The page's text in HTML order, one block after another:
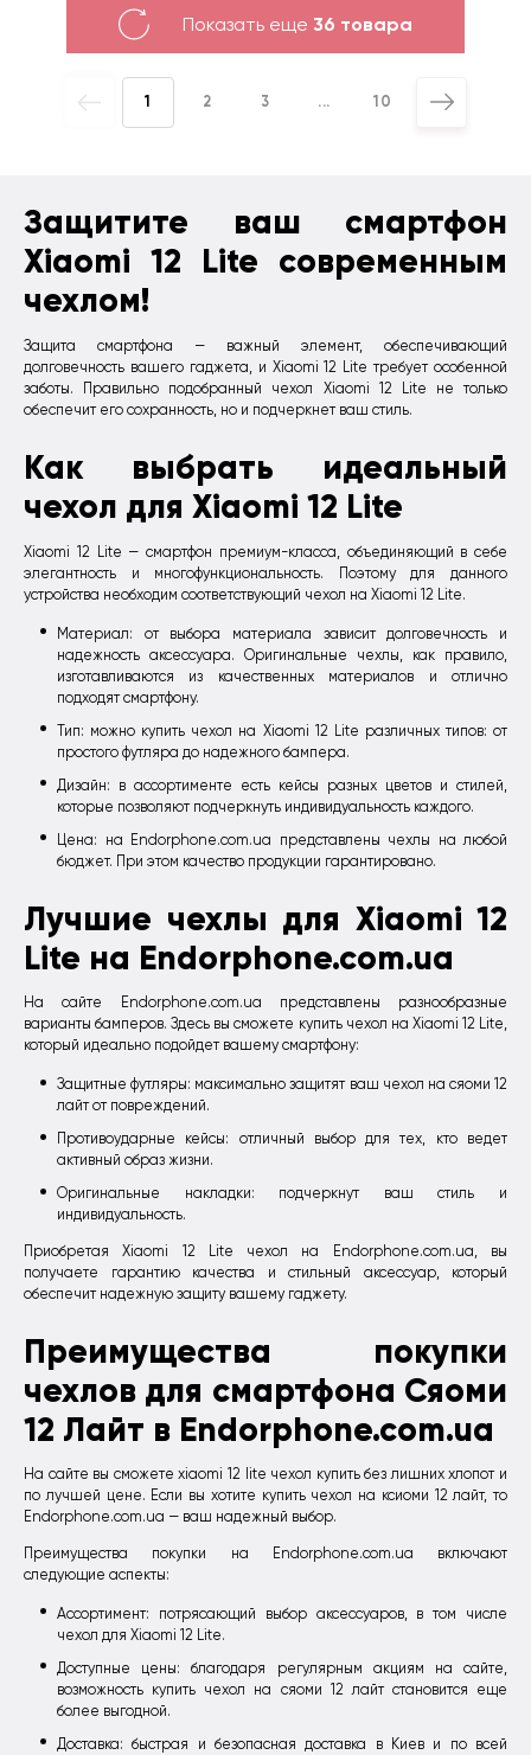
Защитите ваш смартфон
Xiaomi 12 Lite современным
чехлом!
Защита смартфона — важный элемент, обеспечивающий
долговечность вашего гаджета, и Xiaomi 12 Lite требует особенной
заботы. Правильно подобранный чехол Xiaomi 12 Lite не только
обеспечит его сохранность, но и подчеркнет ваш стиль.
Как выбрать идеальный
чехол для Xiaomi 12 Lite
Xiaomi 12 Lite — смартфон премиум-класса, объединяющий в себе
элегантность и многофункциональность. Поэтому для данного
устройства необходим соответствующий чехол на Xiaomi 12 Lite.
Материал: от выбора материала зависит долговечность и
надежность аксессуара. Оригинальные чехлы, как правило,
изготавливаются из качественных материалов и отлично
подходят смартфону.
Тип: можно купить чехол на Xiaomi 12 Lite различных типов: от
простого футляра до надежного бампера.
Дизайн: в ассортименте есть кейсы разных цветов и стилей,
которые позволяют подчеркнуть индивидуальность каждого.
Цена: на Endorphone.com.ua представлены чехлы на любой
бюджет. При этом качество продукции гарантировано.
Лучшие чехлы для Xiaomi 12
Lite на Endorphone.com.ua
На сайте Endorphone.com.ua представлены разнообразные
варианты бамперов. Здесь вы сможете купить чехол на Xiaomi 12 Lite,
который идеально подойдет вашему смартфону:
Защитные футляры: максимально защитят ваш чехол на сяоми 12
лайт от повреждений.
Противоударные кейсы: отличный выбор для тех, кто ведет
активный образ жизни.
Оригинальные накладки: подчеркнут ваш стиль и
индивидуальность.
Приобретая Xiaomi 12 Lite чехол на Endorphone.com.ua, вы
получаете гарантию качества и стильный аксессуар, который
обеспечит надежную защиту вашему гаджету.
Преимущества покупки
чехлов для смартфона Сяоми
12 Лайт в Endorphone.com.ua
На сайте вы сможете xiaomi 12 lite чехол купить без лишних хлопот и
по лучшей цене. Если вы хотите купить чехол на ксиоми 12 лайт, то
Endorphone.com.ua — ваш надежный выбор.
Преимущества покупки на Endorphone.com.ua включают
следующие аспекты:
Ассортимент: потрясающий выбор аксессуаров, в том числе
чехол для Xiaomi 12 Lite.
Доступные цены: благодаря регулярным акциям на сайте,
возможность купить чехол на сяоми 12 лайт становится еще
более выгодной.
Доставка: быстрая и безопасная доставка в Киев и по всей
Показать еще 36 товара
1 2 3 ... 10